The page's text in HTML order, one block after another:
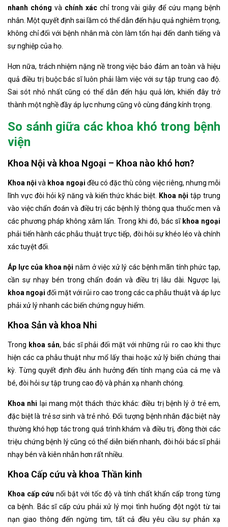
nhanh chóng và chính xácchỉ trong vài giây để cứu mạng bệnh
nhân. Một quyết định sai lầm có thể dẫn đến hậu quả nghiêm trọng,
không chỉ đối với bệnh nhân mà còn làm tổn hại đến danh tiếng và
sự nghiệp của họ.
Hơn nữa, trách nhiệm nặng nề trong việc bảo đảm an toàn và hiệu
quả điều trị buộc bác sĩ luôn phải làm việc với sự tập trung cao độ.
Sai sót nhỏ nhất cũng có thể dẫn đến hậu quả lớn, khiến đây trở
thành một nghề đầy áp lực nhưng cũng vô cùng đáng kính trọng.
So sánh giữa các khoa khó trong bệnh
viện
Khoa Nội và khoa Ngoại – Khoa nào khó hơn?
Khoa nội và khoa ngoại đều có đặc thù công việc riêng, nhưng mỗi
lĩnh vực đòi hỏi kỹ năng và kiến thức khác biệt.
Khoa nội tập trung
vào việc chẩn đoán và điều trị các bệnh lý thông qua thuốc men và
các phương pháp không xâm lấn. Trong khi đó, bác sĩ khoa ngoại
phải tiến hành các phẫu thuật trực tiếp, đòi hỏi sự khéo léo và chính
xác tuyệt đối.
Áp lực của khoa nội nằm ở việc xử lý các bệnh mãn tính phức tạp,
cần sự nhạy bén trong chẩn đoán và điều trị lâu dài. Ngược lại,
khoa ngoại đối mặt với rủi ro cao trong các ca phẫu thuật và áp lực
phải xử lý nhanh các biến chứng nguy hiểm.
Khoa Sản và khoa Nhi
Trong khoa sản, bác sĩ phải đối mặt với những rủi ro cao khi thực
hiện các ca phẫu thuật như mổ lấy thai hoặc xử lý biến chứng thai
kỳ. Từng quyết định đều ảnh hưởng đến tính mạng của cả mẹ và
bé, đòi hỏi sự tập trung cao độ và phản xạ nhanh chóng.
Khoa nhi lại mang một thách thức khác: điều trị bệnh lý ở trẻ em,
đặc biệt là trẻ sơ sinh và trẻ nhỏ. Đối tượng bệnh nhân đặc biệt này
thường khó hợp tác trong quá trình khám và điều trị, đồng thời các
triệu chứng bệnh lý cũng có thể diễn biến nhanh, đòi hỏi bác sĩ phải
nhạy bén và kiên nhẫn hơn rất nhiều.
Khoa Cấp cứu và khoa Thần kinh
Khoa cấp cứu nổi bật với tốc độ và tính chất khẩn cấp trong từng
ca bệnh. Bác sĩ cấp cứu phải xử lý mọi tình huống đột ngột từ tai
nạn giao thông đến ngừng tim, tất cả đều yêu cầu sự phản xạ